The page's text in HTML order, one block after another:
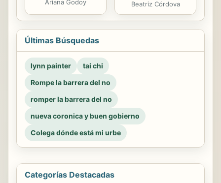
Ariana Godoy Beatriz Córdova
Últimas Búsquedas
lynn painter
tai chi
Rompe la barrera del no
romper la barrera del no
nueva coronica y buen gobierno
Colega dónde está mi urbe
Categorías Destacadas